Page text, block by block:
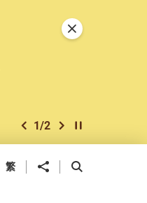
上一个
1/2 下一个开始/暂停幻灯
关闭特別通告
繁 分享到 开启搜寻框